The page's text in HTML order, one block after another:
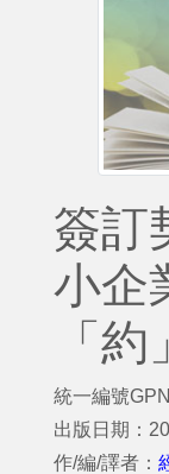
簽訂
小企
「
統一編號
出版日期：
作/編/譯者：